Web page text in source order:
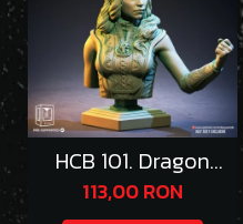
HCB 101. Dragon
Queen
113,00 RON